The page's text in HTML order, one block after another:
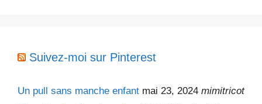
Suivez-moi sur Pinterest
Un pull sans manche enfant mai 23, 2024 mimitricot